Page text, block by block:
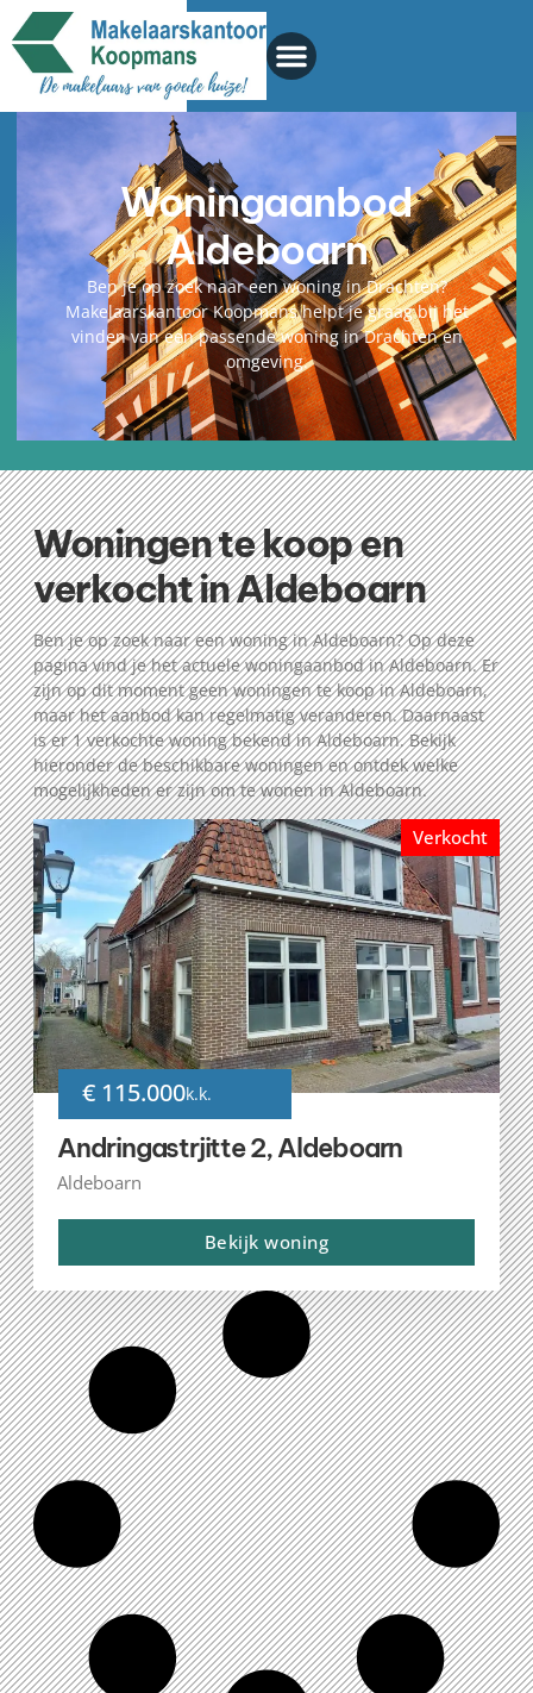
Woningaanbod
Aldeboarn
Ben je op zoek naar een woning in Drachten?
Makelaarskantoor Koopmans helpt je graag bij het
vinden van een passende woning in Drachten en
omgeving.
Woningen te koop en
verkocht in Aldeboarn
Ben je op zoek naar een woning in Aldeboarn? Op deze
pagina vind je het actuele woningaanbod in Aldeboarn. Er
zijn op dit moment geen woningen te koop in Aldeboarn,
maar het aanbod kan regelmatig veranderen. Daarnaast
is er 1 verkochte woning bekend in Aldeboarn. Bekijk
hieronder de beschikbare woningen en ontdek welke
mogelijkheden er zijn om te wonen in Aldeboarn.
Verkocht
€ 115.000k.k.
Andringastrjitte 2, Aldeboarn
Aldeboarn
Bekijk woning